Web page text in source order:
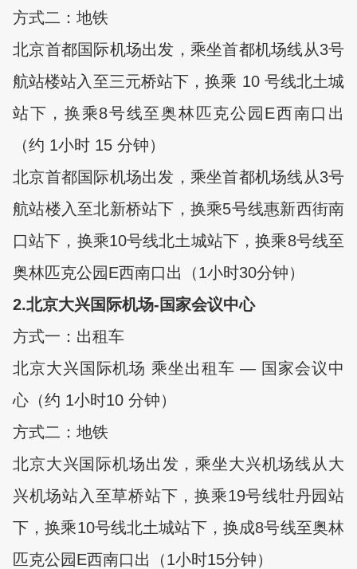
方式二：地铁
北京首都国际机场出发，乘坐首都机场线从3号
航站楼站入至三元桥站下，换乘 10 号线北土城
站下，换乘8号线至奥林匹克公园E西南口出
（约 1小时 15 分钟）
北京首都国际机场出发，乘坐首都机场线从3号
航站楼入至北新桥站下，换乘5号线惠新西街南
口站下，换乘10号线北土城站下，换乘8号线至
奥林匹克公园E西南口出（1小时30分钟）
2.北京大兴国际机场-国家会议中心
方式一：出租车
北京大兴国际机场 乘坐出租车 — 国家会议中
心（约 1小时10 分钟）
方式二：地铁
北京大兴国际机场出发，乘坐大兴机场线从大
兴机场站入至草桥站下，换乘19号线牡丹园站
下，换乘10号线北土城站下，换成8号线至奥林
匹克公园E西南口出（1小时15分钟）